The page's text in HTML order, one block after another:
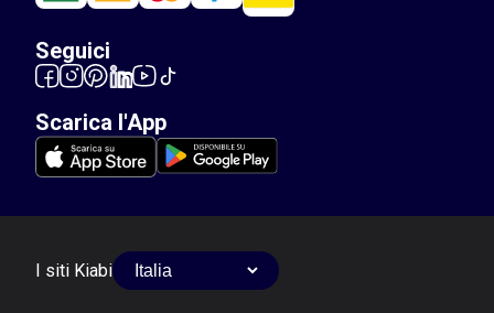
Seguici
Scarica l'App
I siti Kiabi